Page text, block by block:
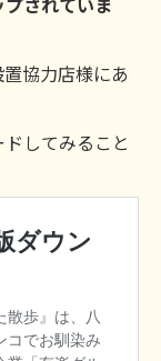
協力店様にあ
してみること